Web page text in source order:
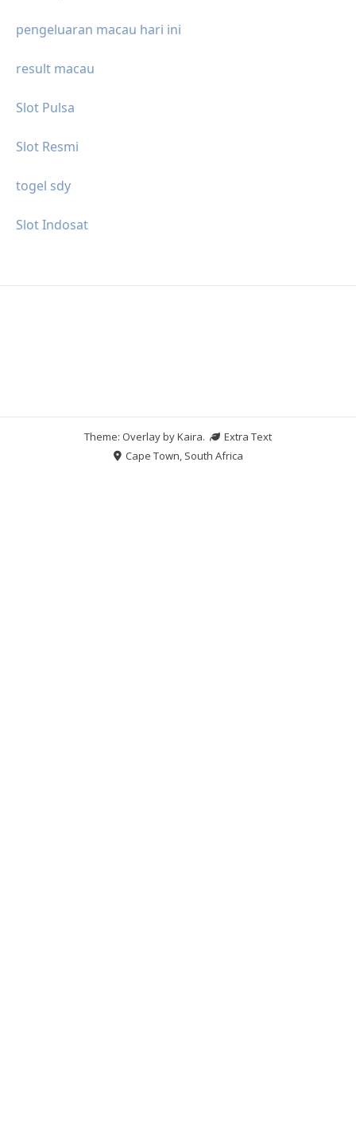
pengeluaran macau hari ini
result macau
Slot Pulsa
Slot Resmi
togel sdy
Slot Indosat
Theme: Overlay byKaira.
Extra Text
Cape Town, South Africa